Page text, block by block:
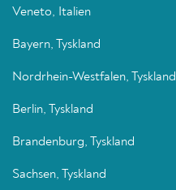
Veneto, Italien
Bayern, Tyskland
Nordrhein-Westfalen, Tyskland
Berlin, Tyskland
Brandenburg, Tyskland
Sachsen, Tyskland